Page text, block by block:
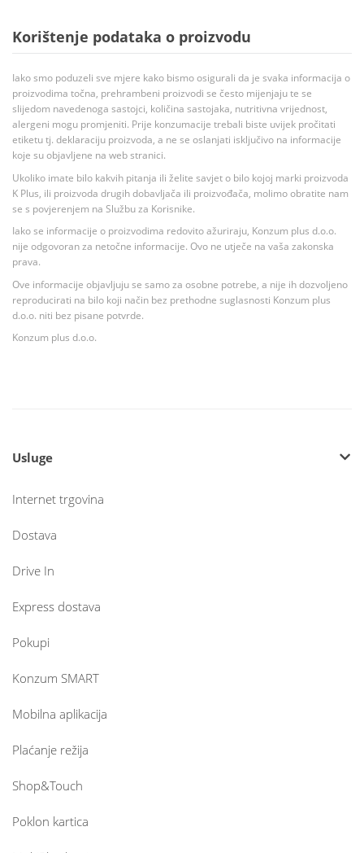
Korištenje podataka o proizvodu
Iako smo poduzeli sve mjere kako bismo osigurali da je svaka informacija o
proizvodima točna, prehrambeni proizvodi se često mijenjaju te se
slijedom navedenoga sastojci, količina sastojaka, nutritivna vrijednost,
alergeni mogu promjeniti. Prije konzumacije trebali biste uvijek pročitati
etiketu tj. deklaraciju proizvoda, a ne se oslanjati isključivo na informacije
koje su objavljene na web stranici.
Ukoliko imate bilo kakvih pitanja ili želite savjet o bilo kojoj marki proizvoda
K Plus, ili proizvoda drugih dobavljača ili proizvođača, molimo obratite nam
se s povjerenjem na Službu za Korisnike.
Iako se informacije o proizvodima redovito ažuriraju, Konzum plus d.o.o.
nije odgovoran za netočne informacije. Ovo ne utječe na vaša zakonska
prava.
Ove informacije objavljuju se samo za osobne potrebe, a nije ih dozvoljeno
reproducirati na bilo koji način bez prethodne suglasnosti Konzum plus
d.o.o. niti bez pisane potvrde.
Konzum plus d.o.o.
Usluge
Internet trgovina
Dostava
Drive In
Express dostava
Pokupi
Konzum SMART
Mobilna aplikacija
Plaćanje režija
Shop&Touch
Poklon kartica